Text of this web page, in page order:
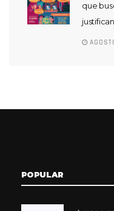
que
POPULAR